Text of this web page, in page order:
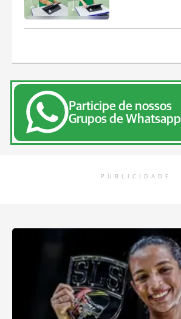
Participe de nossos
Grupos de Whatsapp
PUBLICIDADE